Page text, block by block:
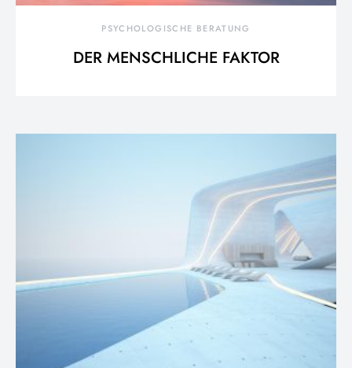
PSYCHOLOGISCHE BERATUNG
DER MENSCHLICHE FAKTOR